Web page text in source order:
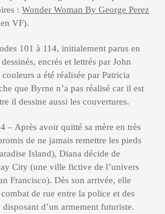
: Wonder Woman By George Perez
VF).
101 à 114, initialement parus en
encrés et lettrés par John
a été réalisée par Patricia
que Byrne n’a pas réalisé car il est
il dessine aussi les couvertures.
– Après avoir quitté sa mère en très
de ne jamais remettre les pieds
Island), Diana décide de
City (une ville fictive de l’univers
Francisco). Dès son arrivée, elle
de rue entre la police et des
d’un armement futuriste.